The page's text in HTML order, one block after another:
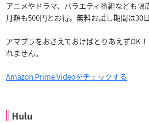
アニメやドラマ、バラエティ番組なども幅
月額も500円とお得。無料お試し期間は30日
アマプラをおさえておけばとりあえずOK
れません。
Amazon Prime Videoをチェックする
Hulu